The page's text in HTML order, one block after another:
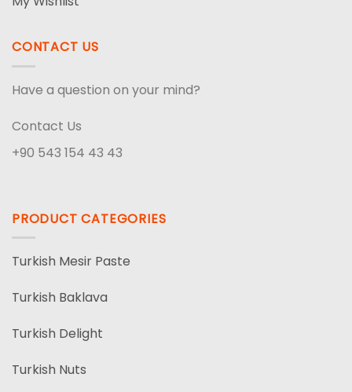
CONTACT US
Have a question on your mind?
Contact Us
+90 543 154 43 43
PRODUCT CATEGORIES
Turkish Mesir Paste
Turkish Baklava
Turkish Delight
Turkish Nuts